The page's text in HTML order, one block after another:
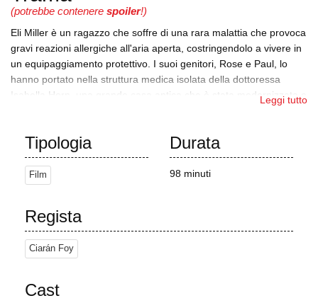
(potrebbe contenere spoiler!)
Eli Miller è un ragazzo che soffre di una rara malattia che provoca
gravi reazioni allergiche all'aria aperta, costringendolo a vivere in
un equipaggiamento protettivo. I suoi genitori, Rose e Paul, lo
hanno portato nella struttura medica isolata della dottoressa
Isabella Horn, una grande casa antica che è stata modernizzata e
suoi genitori e di godere delle comodità che prima gli erano state
negate. La sua gioia è però di breve durata, perché inizia a
sperimentare fenomeni soprannaturali nella casa. Inizia anche i
trattamenti, che sono estremamente dolorosi. Gli spettri gli
chiedersi se stiano cercando di metterlo in guardia dai trattamenti
di Horn.
Eli fa amicizia con Haley, una giovane ragazza con cui parla
persona che crede alle sue affermazioni sul fatto che la casa sia
Leggi tutto
Tipologia
Film
Durata
98 minuti
Regista
Ciarán Foy
Cast